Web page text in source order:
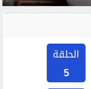
الحلقة
5